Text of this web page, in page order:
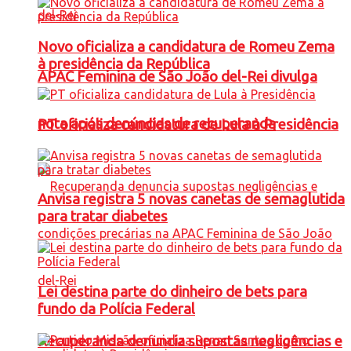
APAC Feminina de São João del-Rei divulga
nota após denúncias de recuperanda
Recuperanda denuncia supostas negligências e
Novo oficializa a candidatura de Romeu Zema
à presidência da República
PT oficializa candidatura de Lula à Presidência
Anvisa registra 5 novas canetas de semaglutida
para tratar diabetes
Lei destina parte do dinheiro de bets para
fundo da Polícia Federal